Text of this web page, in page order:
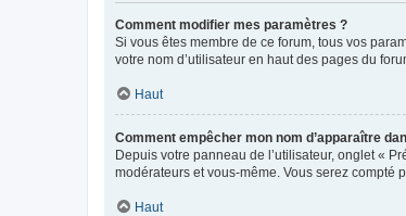
Comment modifier mes paramètres ?
Si vous êtes membre de ce forum, tous vos
votre nom d’utilisateur en haut des pages du
Haut
Comment empêcher mon nom d’apparaître
Depuis votre panneau de l’utilisateur, onglet «
modérateurs et vous-même. Vous serez compté
Haut